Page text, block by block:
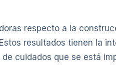
respecto a la
resultados tienen la
cuidados que se está